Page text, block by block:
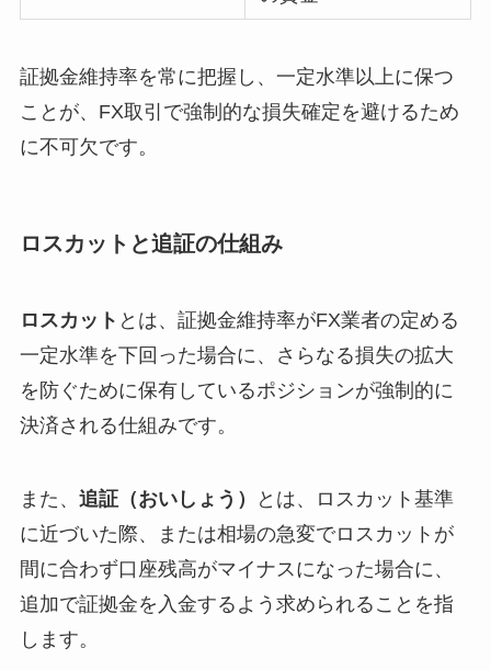
証拠金維持率を常に把握し、一定水準以上に保つ
ことが、FX取引で強制的な損失確定を避けるため
に不可欠です。
ロスカットと追証の仕組み
ロスカット とは、証拠金維持率がFX業者の定める
一定水準を下回った場合に、さらなる損失の拡大
を防ぐために保有しているポジションが強制的に
決済される仕組みです。
また、 追証（おいしょう）
とは、ロスカット基準
に近づいた際、または相場の急変でロスカットが
間に合わず口座残高がマイナスになった場合に、
追加で証拠金を入金するよう求められることを指
します。